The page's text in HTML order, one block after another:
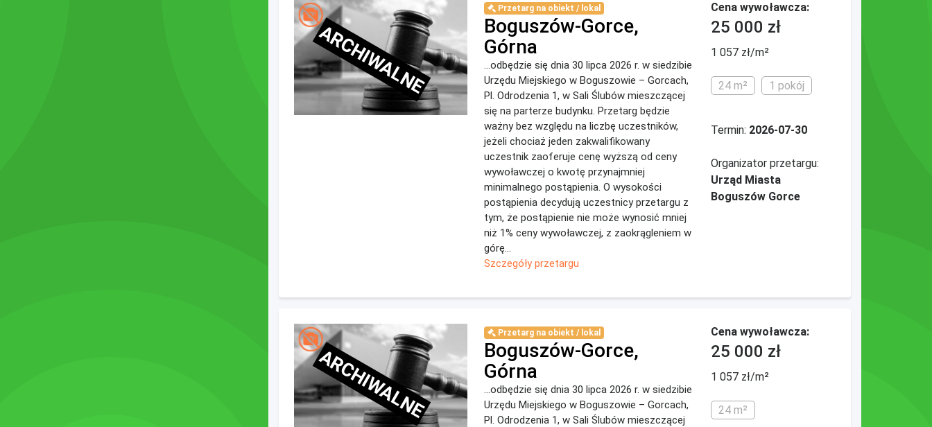
ARCHIWALNE
Przetarg na obiekt / lokal
Boguszów-Gorce,
Górna
...odbędzie się dnia 30 lipca 2026 r. w siedzibie
Urzędu Miejskiego w Boguszowie – Gorcach,
Pl. Odrodzenia 1, w Sali Ślubów mieszczącej
się na parterze budynku. Przetarg będzie
ważny bez względu na liczbę uczestników,
jeżeli chociaż jeden zakwalifikowany
uczestnik zaoferuje cenę wyższą od ceny
wywoławczej o kwotę przynajmniej
minimalnego postąpienia. O wysokości
postąpienia decydują uczestnicy przetargu z
tym, że postąpienie nie może wynosić mniej
niż 1% ceny wywoławczej, z zaokrągleniem w
górę...
Szczegóły przetargu
Cena wywoławcza:
25 000 zł
1 057 zł/m²
24 m² 1 pokój
Termin: 2026-07-30
Organizator przetargu:
Urząd Miasta
Boguszów Gorce
ARCHIWALNE
Przetarg na obiekt / lokal
Boguszów-Gorce,
Górna
...odbędzie się dnia 30 lipca 2026 r. w siedzibie
Urzędu Miejskiego w Boguszowie – Gorcach,
Pl. Odrodzenia 1, w Sali Ślubów mieszczącej
Cena wywoławcza:
25 000 zł
1 057 zł/m²
24 m²